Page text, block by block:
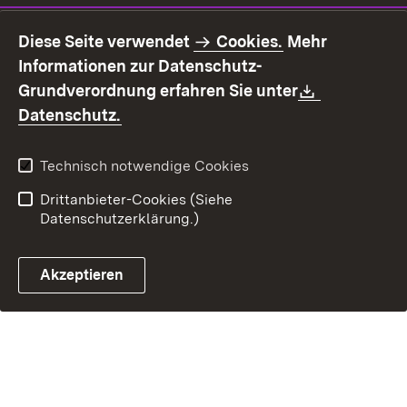
Benutzungshinweise
Erklärung zur
Barrierefreiheit
Kontakt
Fehlerhaften Link melden
Diese Seite verwendet Cookies. Mehr
Informationen zur Datenschutz-
Grundverordnung erfahren Sie unter
Datenschutz.
Technisch notwendige Cookies
Drittanbieter-Cookies (Siehe
Datenschutzerklärung.)
Akzeptieren